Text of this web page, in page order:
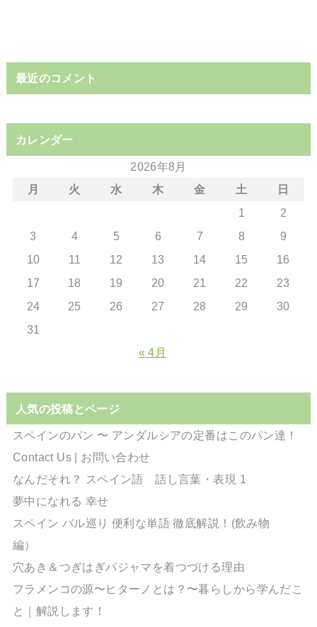
最近のコメント
カレンダー
2026年8月
月
火 水 木 金 土
日
1
2
3
4 5 6 7 8
9
10
11 12 13 14 15
16
17
18 19 20 21 22
23
24
25 26 27 28 29
30
31
« 4月
人気の投稿とページ
スペインのパン 〜 アンダルシアの定番はこのパン達！
Contact Us | お問い合わせ
なんだそれ？ スペイン語 話し言葉・表現 1
夢中になれる 幸せ
スペイン バル巡り 便利な単語 徹底解説！(飲み物
編）
穴あき＆つぎはぎパジャマを着つづける理由
フラメンコの源〜ヒターノとは？〜暮らしから学んだこ
と｜解説します！